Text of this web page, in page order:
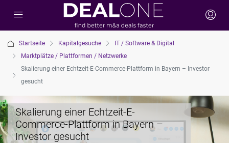
Startseite Kapitalgesuche
IT / Software & Digital
Marktplätze / Plattformen / Netzwerke
Skalierung einer Echtzeit-E-Commerce-Plattform in Bayern – Investor
gesucht
Skalierung einer Echtzeit-E-
Commerce-Plattform in Bayern –
Investor gesucht